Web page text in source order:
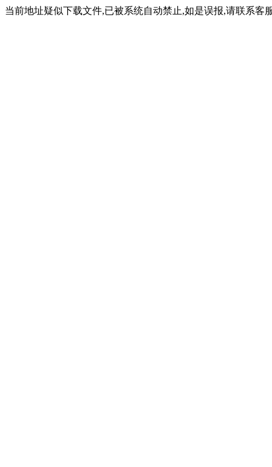
当前地址疑似下载文件,已被系统自动禁止,如是误报,请联系客